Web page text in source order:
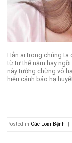
Hẳn ai trong chúng ta
từ tư thế nằm hay
này tưởng chừng vô
hiệu cảnh báo hạ
Posted in Các Loại Bệnh